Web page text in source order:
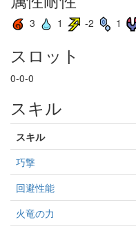
3 1 -2 1
スロット
0-0-0
スキル
スキル
巧撃
回避性能
火竜の力